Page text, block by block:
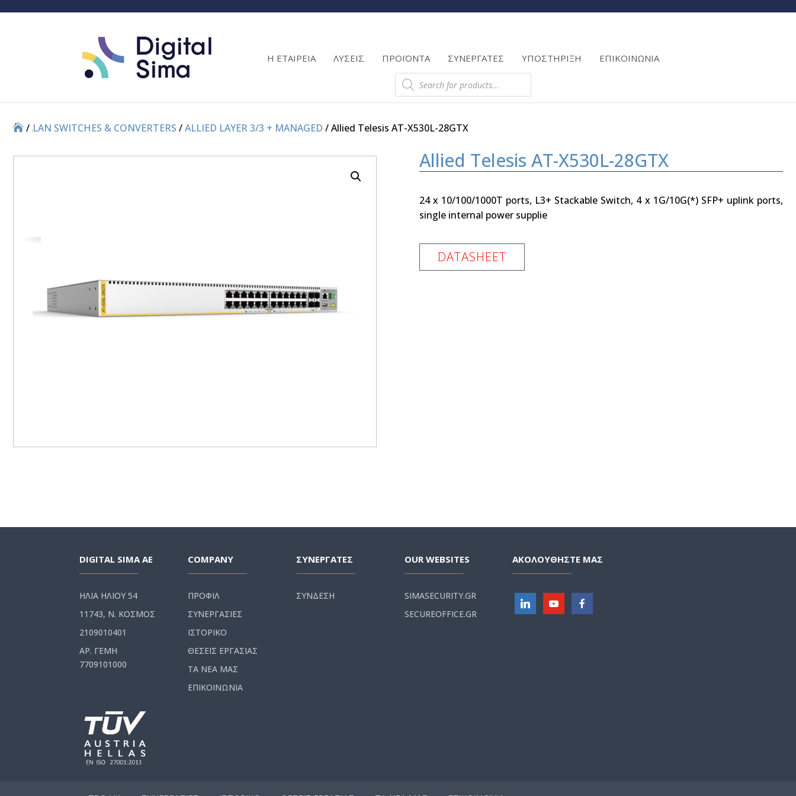
Η ΕΤΑΙΡΕΙΑ ΛΥΣΕΙΣ ΠΡΟΪΟΝΤΑ ΣΥΝΕΡΓΑΤΕΣ ΥΠΟΣΤΗΡΙΞΗ ΕΠΙΚΟΙΝΩΝΙΑ
Products
search
Products
//LAN SWITCHES & CONVERTERS /ALLIED LAYER 3/3 + MANAGED / Allied Telesis AT-X530L-28GTX
Allied Telesis AT-X530L-28GTX
24 x 10/100/1000T ports, L3+ Stackable Switch, 4 x 1G/10G(*) SFP+ uplink ports,
single internal power supplie
DATASHEET
DIGITAL SIMA AE
ΗΛΙΑ ΗΛΙΟΥ 54
11743, Ν. ΚΟΣΜΟΣ
2109010401
ΑΡ. ΓΕΜΗ
7709101000
COMPANY
ΠΡΟΦΙΛ
ΣΥΝΕΡΓΑΣΙΕΣ
ΙΣΤΟΡΙΚΟ
ΘΕΣΕΙΣ ΕΡΓΑΣΙΑΣ
ΤΑ ΝΕΑ ΜΑΣ
ΕΠΙΚΟΙΝΩΝΙΑ
ΣΥΝΕΡΓΑΤΕΣ
ΣΥΝΔΕΣΗ
OUR WEBSITES
SIMASECURITY.GR
SECUREOFFICE.GR
ΑΚΟΛΟΥΘΗΣΤΕ ΜΑΣ